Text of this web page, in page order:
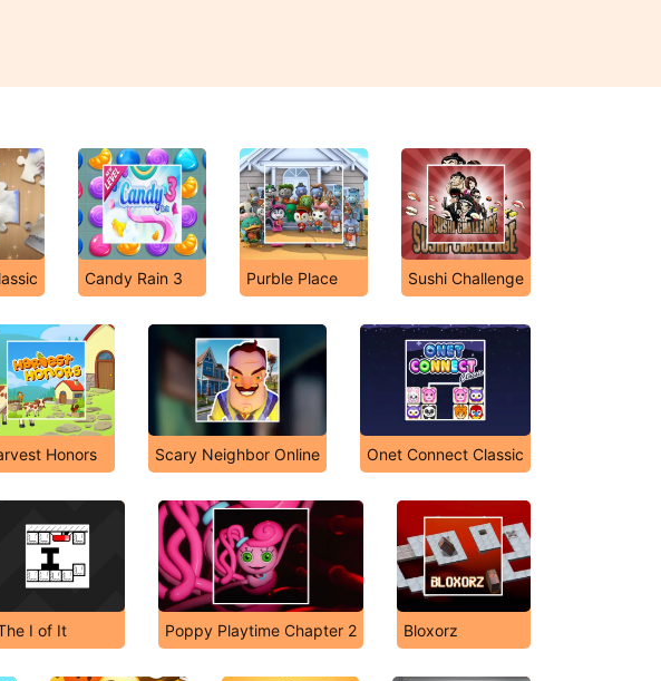
Candy Rain 3 Purble Place Sushi Challenge
Honors Scary Neighbor Online Onet Connect Classic
I of It Poppy Playtime Chapter 2 Bloxorz